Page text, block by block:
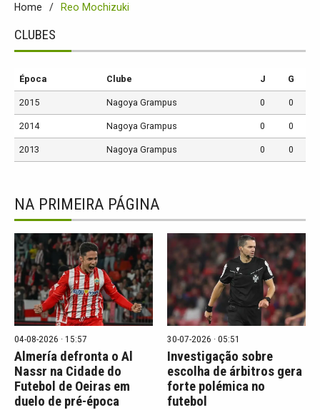
Home Reo Mochizuki
CLUBES
Época Clube J G
2015 Nagoya Grampus 0 0
2014 Nagoya Grampus 0 0
2013 Nagoya Grampus 0 0
NA PRIMEIRA PÁGINA
04-08-2026 · 15:57
Almería defronta o Al
Nassr na Cidade do
Futebol de Oeiras em
duelo de pré-época
30-07-2026 · 05:51
Investigação sobre
escolha de árbitros gera
forte polémica no
futebol